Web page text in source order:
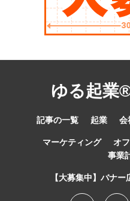
ゆる起業
記事の一覧 起業 会
マーケティング オ
事業
【大募集中】バナ